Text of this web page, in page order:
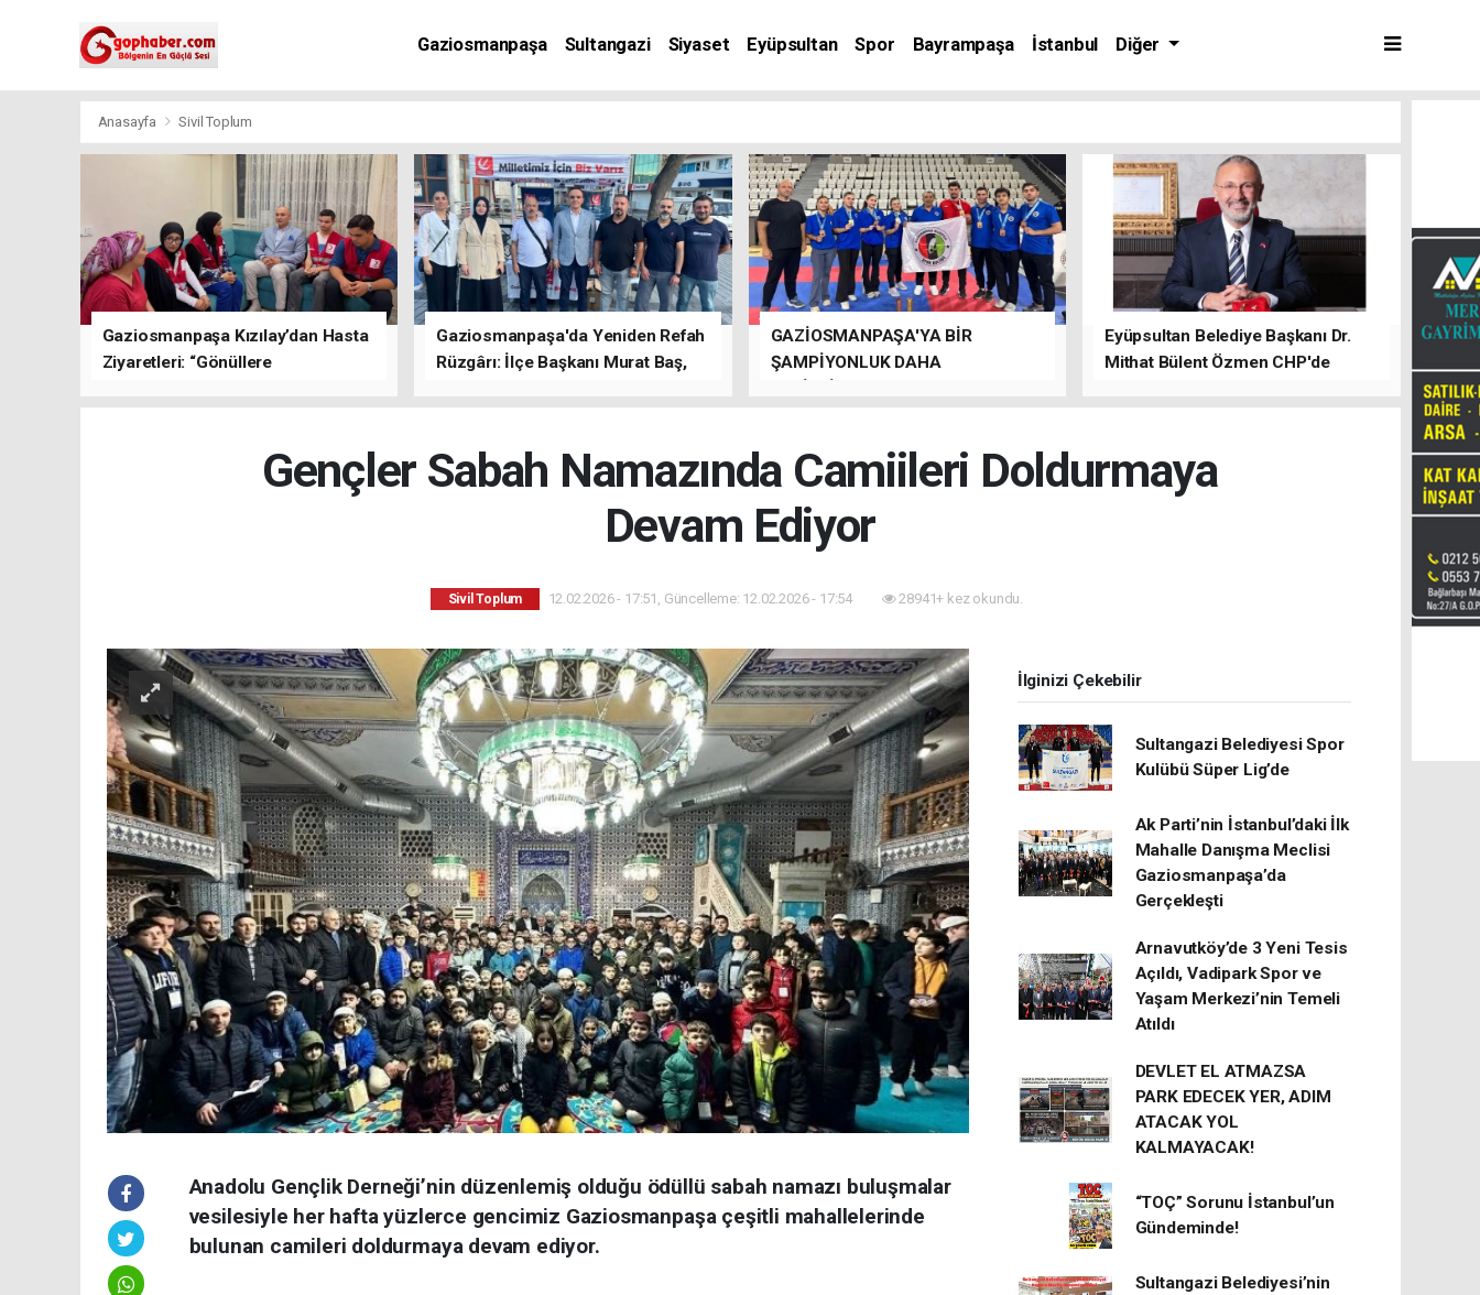
Gaziosmanpaşa Sultangazi Siyaset Eyüpsultan Spor Bayrampaşa İstanbul Diğer
Anasayfa Sivil Toplum
Gaziosmanpaşa Kızılay’dan Hasta
Ziyaretleri: “Gönüllere
Gaziosmanpaşa'da Yeniden Refah
Rüzgârı: İlçe Başkanı Murat Baş,
GAZİOSMANPAŞA'YA BİR
ŞAMPİYONLUK DAHA
Eyüpsultan Belediye Başkanı Dr.
Mithat Bülent Özmen CHP'de
Gençler Sabah Namazında Camiileri Doldurmaya
Devam Ediyor
Sivil Toplum 12.02.2026 - 17:51, Güncelleme: 12.02.2026 - 17:54 28941+ kez okundu.
Anadolu Gençlik Derneği’nin düzenlemiş olduğu ödüllü sabah namazı buluşmalar
vesilesiyle her hafta yüzlerce gencimiz Gaziosmanpaşa çeşitli mahallelerinde
bulunan camileri doldurmaya devam ediyor.
İlginizi Çekebilir
Sultangazi Belediyesi Spor
Kulübü Süper Lig’de
Ak Parti’nin İstanbul’daki İlk
Mahalle Danışma Meclisi
Gaziosmanpaşa’da
Gerçekleşti
Arnavutköy’de 3 Yeni Tesis
Açıldı, Vadipark Spor ve
Yaşam Merkezi’nin Temeli
Atıldı
DEVLET EL ATMAZSA
PARK EDECEK YER, ADIM
ATACAK YOL
KALMAYACAK!
“TOÇ” Sorunu İstanbul’un
Gündeminde!
Sultangazi Belediyesi’nin